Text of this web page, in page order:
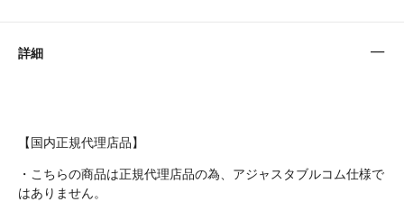
詳細
【国内正規代理店品】
・こちらの商品は正規代理店品の為、アジャスタブルコム仕様で
はありません。